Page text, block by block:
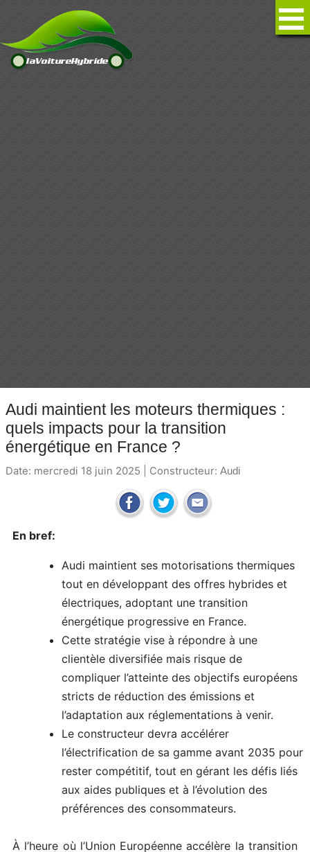
Audi maintient les moteurs thermiques :
quels impacts pour la transition
énergétique en France ?
Date: mercredi 18 juin 2025 | Constructeur: Audi
En bref:
Audi maintient ses motorisations thermiques
tout en développant des offres hybrides et
électriques, adoptant une transition
énergétique progressive en France.
Cette stratégie vise à répondre à une
clientèle diversifiée mais risque de
compliquer l’atteinte des objectifs européens
stricts de réduction des émissions et
l’adaptation aux réglementations à venir.
Le constructeur devra accélérer
l’électrification de sa gamme avant 2035 pour
rester compétitif, tout en gérant les défis liés
aux aides publiques et à l’évolution des
préférences des consommateurs.
À l’heure où l’Union Européenne accélère la transition